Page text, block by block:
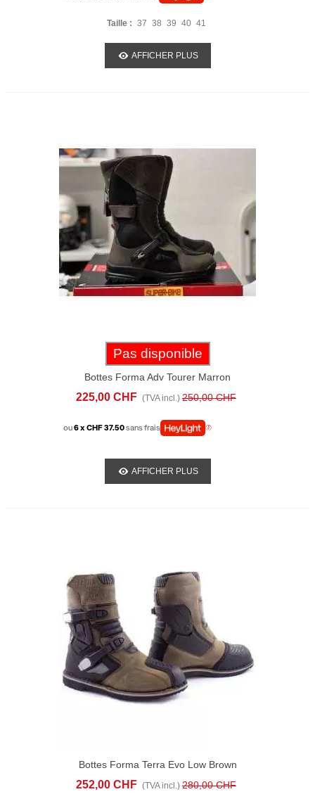
Taille : 37 38 39 40 41
AFFICHER PLUS
Pas disponible
Bottes Forma Adv Tourer Marron
225,00 CHF (TVA incl.) 250,00 CHF
ou6 x CHF 37.50sans frais
AFFICHER PLUS
Bottes Forma Terra Evo Low Brown
252,00 CHF (TVA incl.) 280,00 CHF